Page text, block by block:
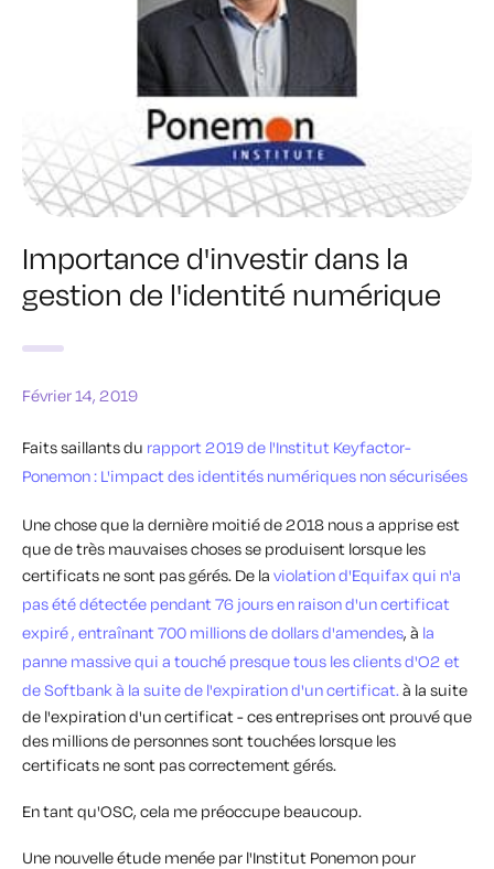
Importance d'investir dans la
gestion de l'identité numérique
Février 14, 2019
Faits saillants du rapport 2019 de l'Institut Keyfactor-
Ponemon : L'impact des identités numériques non sécurisées
Une chose que la dernière moitié de 2018 nous a apprise est
que de très mauvaises choses se produisent lorsque les
certificats ne sont pas gérés. De la violation d'Equifaxqui n'a
pas été détectée pendant 76 jours en raison d'un certificat
expiré, entraînant 700 millions de dollars d'amendes, à la
panne massive qui a touché presque tous les clients d'O2 et
de Softbank à la suite de l'expiration d'un certificat.à la suite
de l'expiration d'un certificat - ces entreprises ont prouvé que
des millions de personnes sont touchées lorsque les
certificats ne sont pas correctement gérés.
En tant qu'OSC, cela me préoccupe beaucoup.
Une nouvelle étude menée par l'Institut Ponemon pour